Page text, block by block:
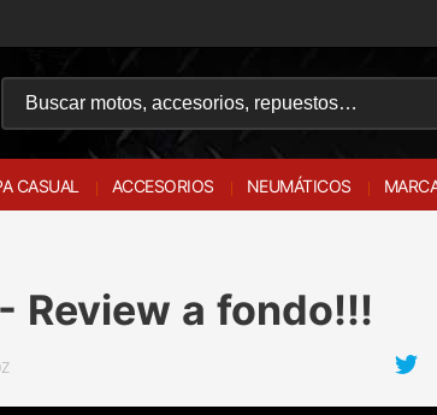
CASUAL ACCESORIOS NEUMÁTICOS
Review a fondo!!!